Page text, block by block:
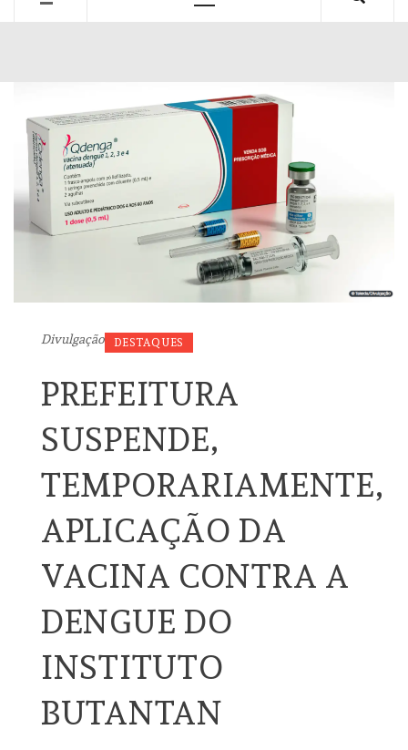
Divulgação DESTAQUES
PREFEITURA
SUSPENDE,
TEMPORARIAMENTE,
APLICAÇÃO DA
VACINA CONTRA A
DENGUE DO
INSTITUTO
BUTANTAN